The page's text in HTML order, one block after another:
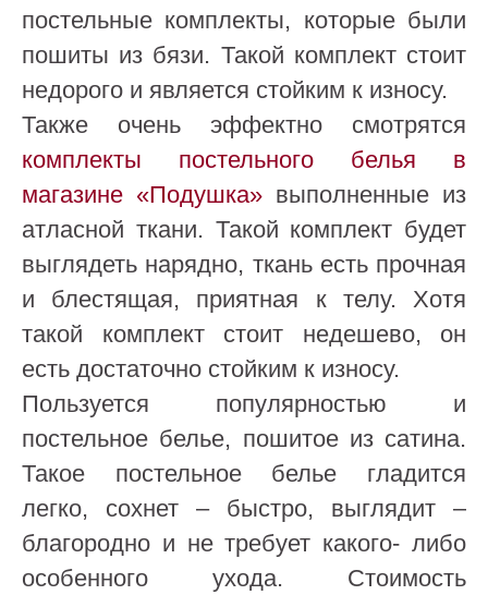
постельные комплекты, которые были
пошиты из бязи. Такой комплект стоит
недорого и является стойким к износу.
Также очень эффектно смотрятся
комплекты постельного белья в
магазине «Подушка» выполненные из
атласной ткани. Такой комплект будет
выглядеть нарядно, ткань есть прочная
и блестящая, приятная к телу. Хотя
такой комплект стоит недешево, он
есть достаточно стойким к износу.
Пользуется популярностью и
постельное белье, пошитое из сатина.
Такое постельное белье гладится
легко, сохнет – быстро, выглядит –
благородно и не требует какого- либо
особенного ухода. Стоимость